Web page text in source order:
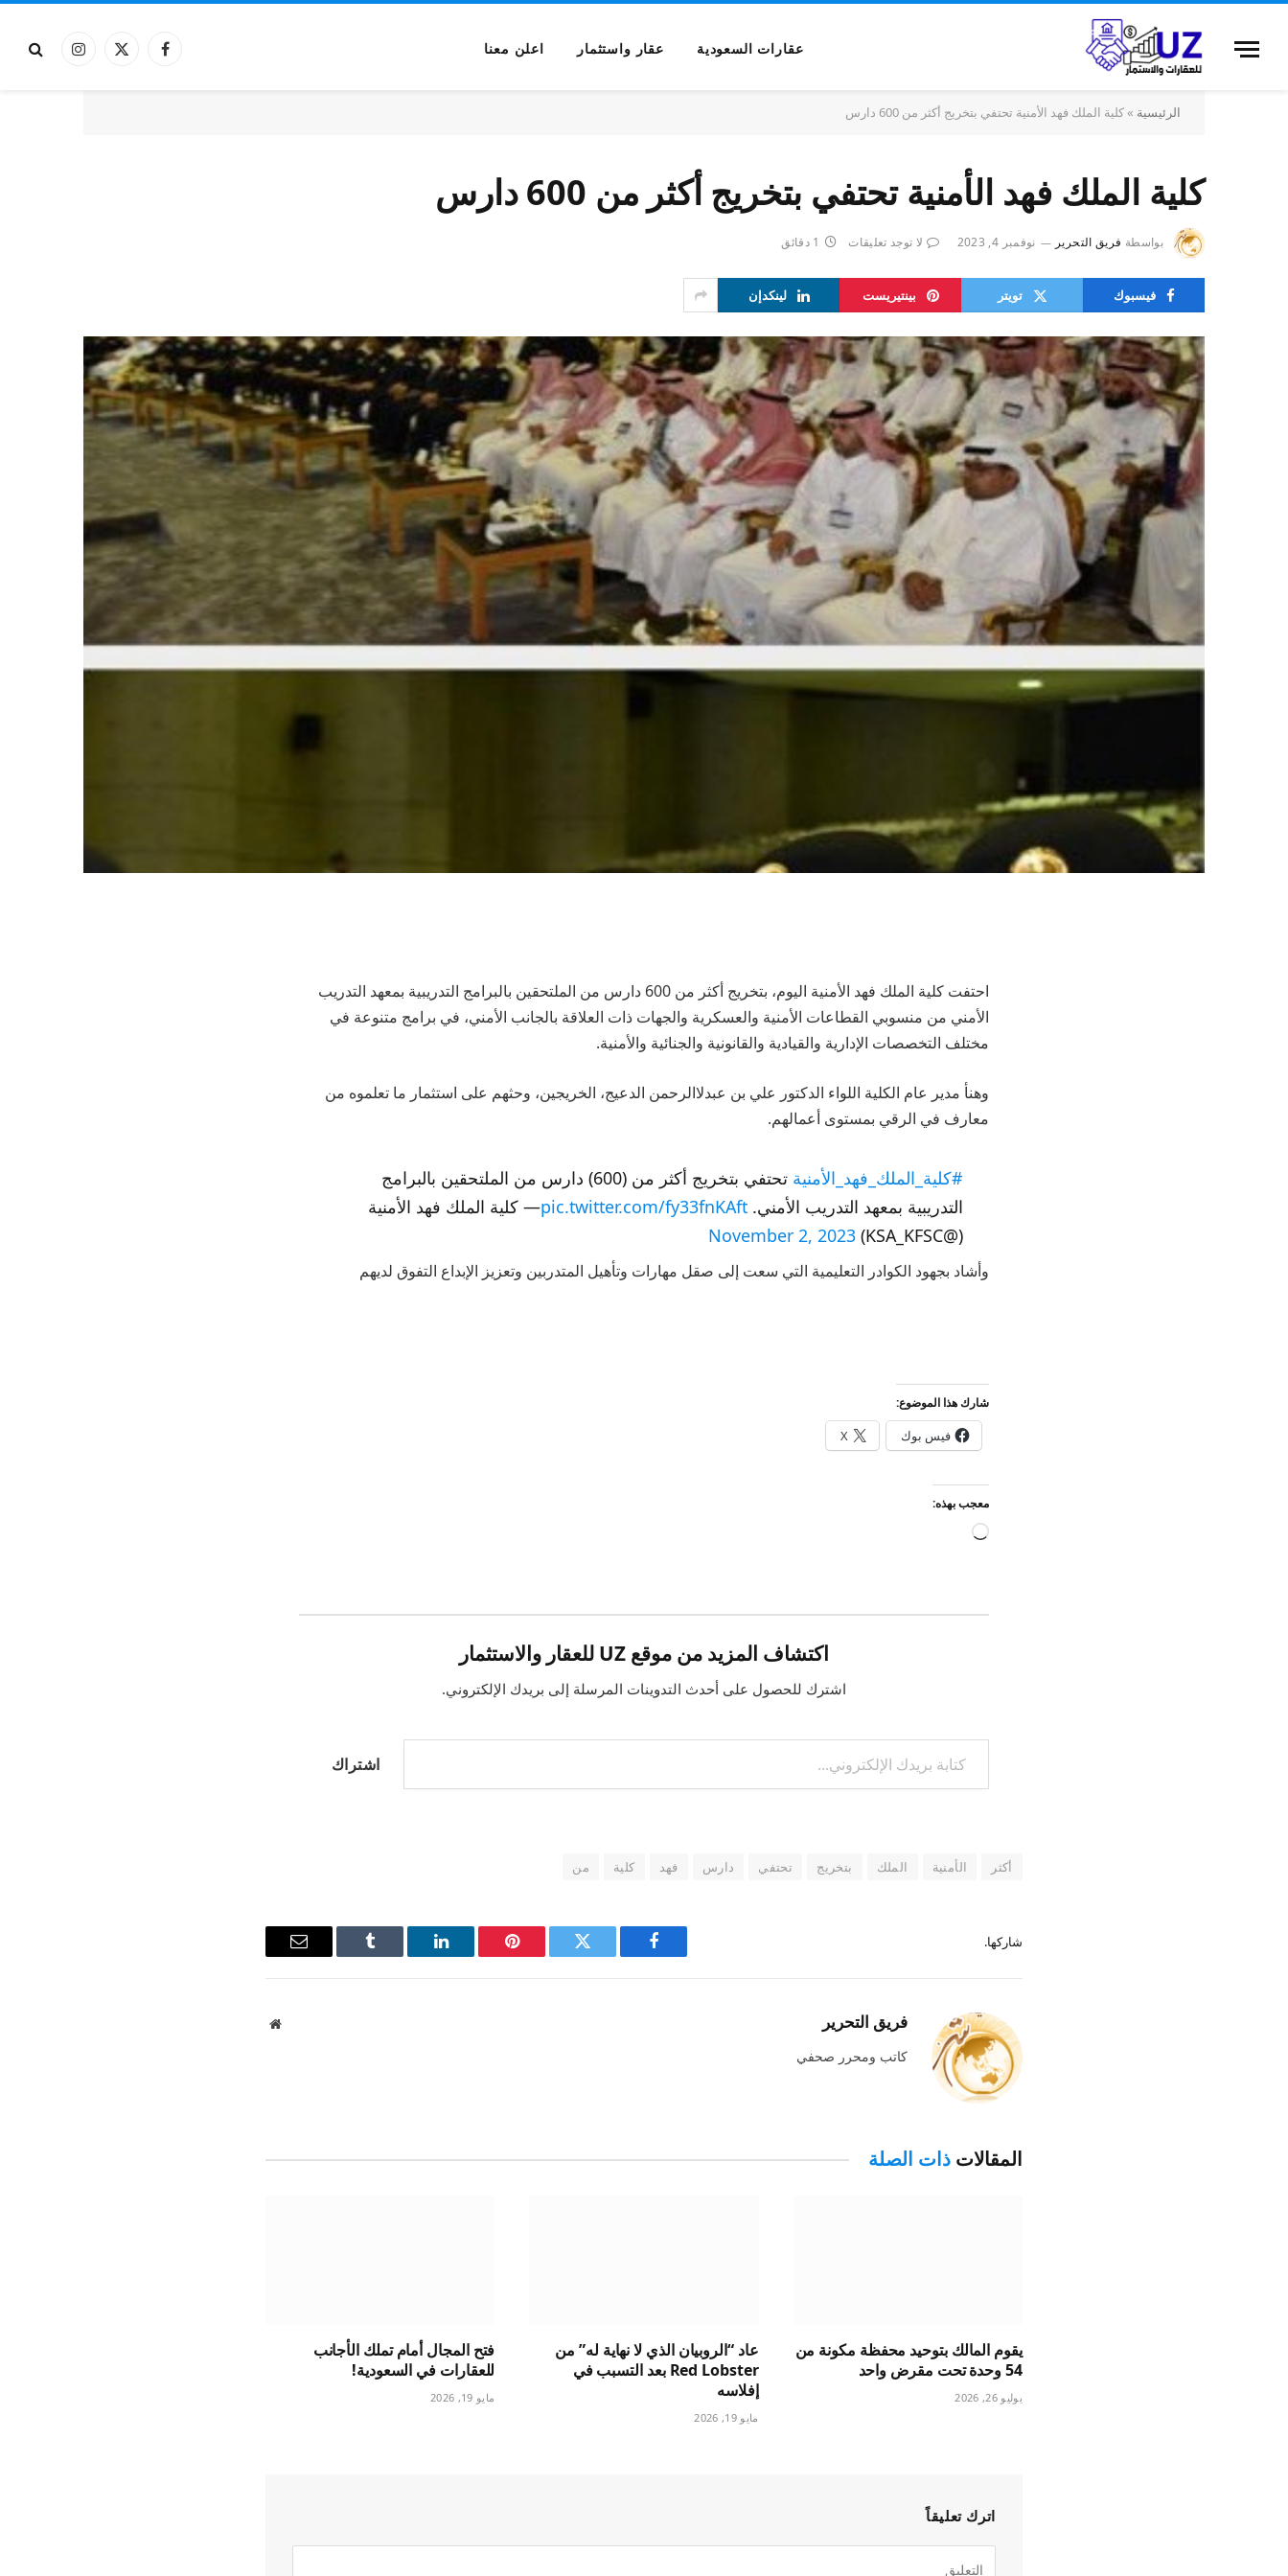
عقارات السعودية عقار واستثمار اعلن معنا فيسبوكX
الانستغرام
الرئيسية »كلية الملك فهد الأمنية تحتفي بتخريج أكثر من 600 دارس
كلية الملك فهد الأمنية تحتفي بتخريج أكثر من 600 دارس
بواسطة فريق التحرير نوفمبر 4, 2023 لا توجد تعليقات 1 دقائق
فيسبوك تويتر بينتيريست لينكدإن
احتفت كلية الملك فهد الأمنية اليوم، بتخريج أكثر من 600 دارس من الملتحقين بالبرامج التدريبية بمعهد التدريب
الأمني من منسوبي القطاعات الأمنية والعسكرية والجهات ذات العلاقة بالجانب الأمني، في برامج متنوعة في
مختلف التخصصات الإدارية والقيادية والقانونية والجنائية والأمنية.
وهنأ مدير عام الكلية اللواء الدكتور علي بن عبدلاالرحمن الدعيج، الخريجين، وحثهم على استثمار ما تعلموه من
معارف في الرقي بمستوى أعمالهم.
#كلية_الملك_فهد_الأمنية
تحتفي بتخريج أكثر من (600) دارس من الملتحقين بالبرامج
التدريبية بمعهد التدريب الأمني. pic.twitter.com/fy33fnKAft— كلية الملك فهد الأمنية
(@KSA_KFSC)
November 2, 2023
وأشاد بجهود الكوادر التعليمية التي سعت إلى صقل مهارات وتأهيل المتدربين وتعزيز الإبداع التفوق لديهم
شارك هذا الموضوع:
فيس بوك X
معجب بهذه:
جاري
اكتشاف المزيد من موقع UZ للعقار والاستثمار
اشترك للحصول على أحدث التدوينات المرسلة إلى بريدك الإلكتروني.
كتابة بريدك الإلكتروني...
اشتراك
أكثر الأمنية الملك بتخريج تحتفي دارس فهد كلية من
شاركها.
فيسبوك
تويتر بينتيريستلينكدإن Tumblr
البريد
فريق التحرير
موقع
كاتب ومحرر صحفي
المقالاتذات الصلة
يقوم المالك بتوحيد محفظة مكونة من
54 وحدة تحت مقرض واحد
يوليو 26, 2026
عاد “الروبيان الذي لا نهاية له” من
Red Lobster بعد التسبب في
إفلاسه
مايو 19, 2026
فتح المجال أمام تملك الأجانب
للعقارات في السعودية!
مايو 19, 2026
اترك تعليقاً